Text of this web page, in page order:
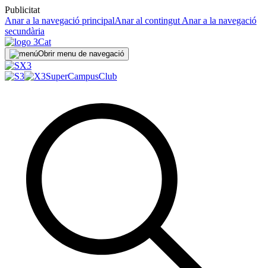
Publicitat
Anar a la navegació principalAnar al contingut Anar a la navegació
secundària
Obrir menu de navegació
SuperCampusClub